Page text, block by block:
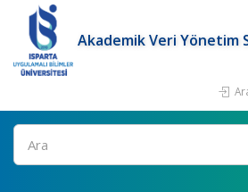
Akademik Veri Yönetim
Ara